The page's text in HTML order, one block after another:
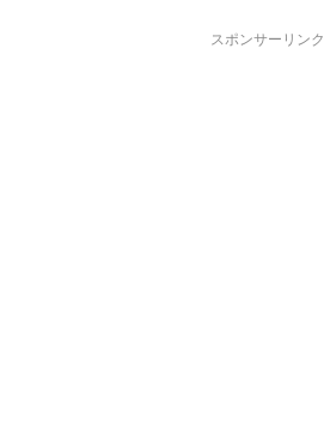
スポンサーリンク